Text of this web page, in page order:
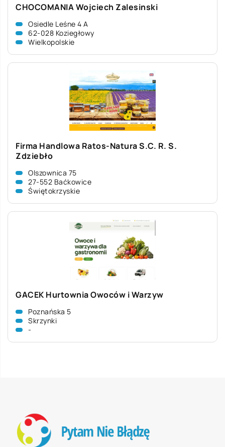
CHOCOMANIA Wojciech Zalesinski
Osiedle Leśne 4 A
62-028 Koziegłowy
Wielkopolskie
Firma Handlowa Ratos-Natura S.C. R. S.
Zdziebło
Olszownica 75
27-552 Baćkowice
Świętokrzyskie
GACEK Hurtownia Owoców i Warzyw
Poznańska 5
Skrzynki
-